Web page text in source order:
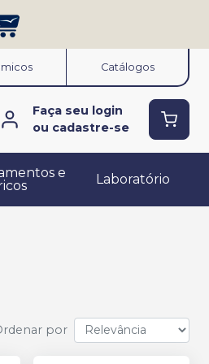
Catálogos
Faça seu login
ou cadastre-se
e
Laboratório
por